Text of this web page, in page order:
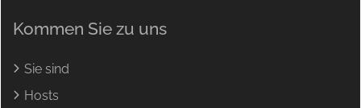
Kommen Sie zu uns
Sie sind
Hosts